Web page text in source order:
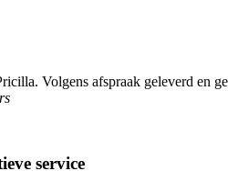
Volgens afspraak geleverd en
service